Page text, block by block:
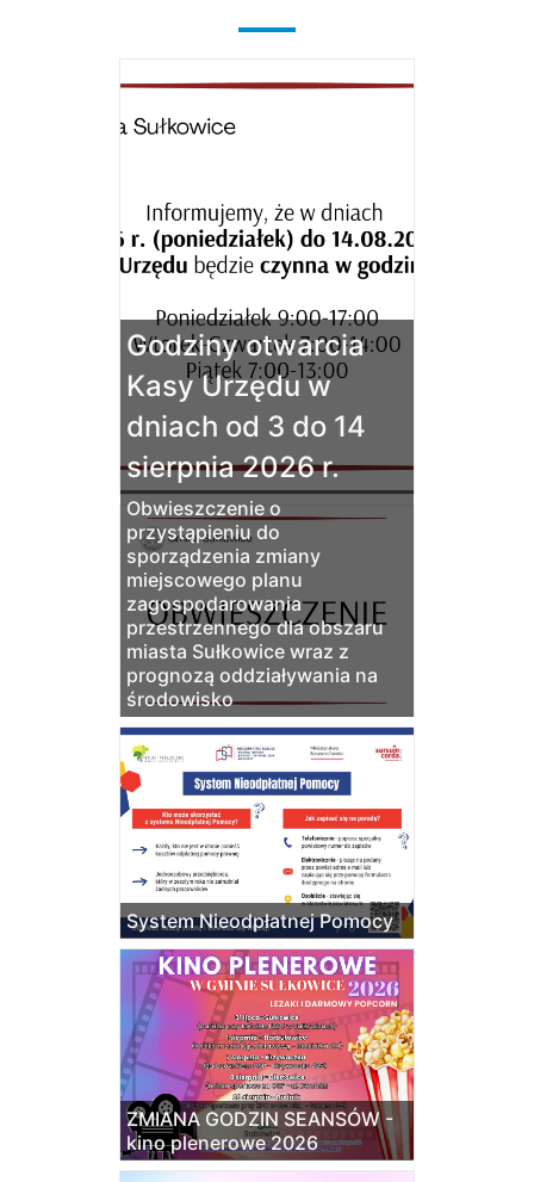
Godziny otwarcia
Kasy Urzędu w
dniach od 3 do 14
sierpnia 2026 r.
Obwieszczenie o
przystąpieniu do
sporządzenia zmiany
miejscowego planu
zagospodarowania
przestrzennego dla obszaru
miasta Sułkowice wraz z
prognozą oddziaływania na
środowisko
System Nieodpłatnej Pomocy
ZMIANA GODZIN SEANSÓW -
kino plenerowe 2026